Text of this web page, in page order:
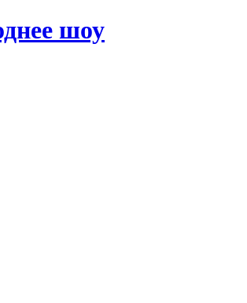
шоу